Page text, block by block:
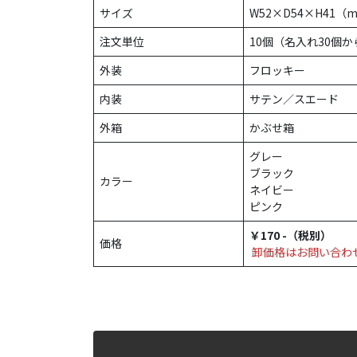
サイズ
W52×D54×H41（
注文単位
10個（名入れ30個か
外装
フロッキー
内装
サテン／スエード
外箱
かぶせ箱
カラー
グレー
ブラック
ネイビー
ピンク
価格
￥170 -（税別）
卸価格はお問い合わ